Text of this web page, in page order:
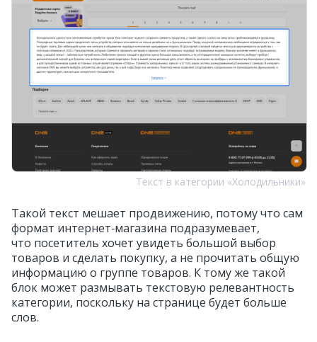
Текст в категории «Холодильники»
Такой текст мешает продвижению, потому что сам
формат интернет‑магазина подразумевает,
что посетитель хочет увидеть большой выбор
товаров и сделать покупку, а не прочитать общую
информацию о группе товаров. К тому же такой
блок может размывать текстовую релевантность
категории, поскольку на странице будет больше
слов.